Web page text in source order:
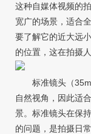
这种自媒体视频的
宽广的场景，适合
要了解它的近大远
的位置，这在拍摄
标准镜头（
自然视角，因此适
景。标准镜头在保
的问题，是拍摄日